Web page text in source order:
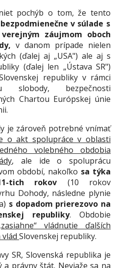
pochýb o tom, že tento
v súlade s
záujmom oboch
v danom prípade nielen
(ďalej aj „USA") ale aj s
(ďalej len „Ústava SR")
republiky v rámci
slobody, bezpečnosti
Chartou Európskej únie
je zároveň potrebné vnímať
o akt spolupráce v oblasti
volebného obdobia
, ale ide o spoluprácu
období, nakoľko sa týka
tich rokov (10 rokov
Dohody, následne plynie
s dopadom prierezovo na
republiky. Obdobie
vládnutie ďalších
Slovenskej republiky.
SR,Slovenská republika je
a právny štát. Neviaže sa na